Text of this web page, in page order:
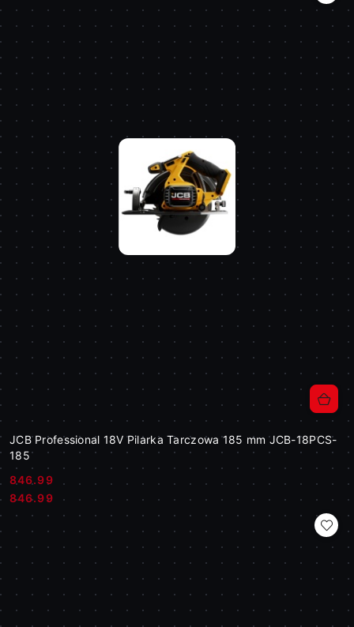
JCB Professional 18V Pilarka Tarczowa 185 mm JCB-18PCS-
185
Cena:
846.99
Cena:
846.99